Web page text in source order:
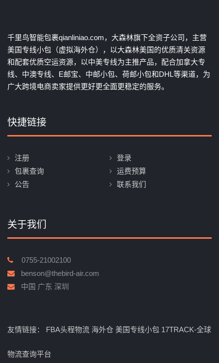
千里鸟智能包裹qianliniao.com，大森林旗下全资子公司，主营
美国专线小包（虚拟海外仓），以大森林美国的优质清关资源
和配套优质空运资源，以中美专线为主推产品，配合加拿大专
线、中澳专线、E邮宝、中邮小包、荷邮小包和DHL等渠道，为
广大跨境电商卖家提供更好更全面更稳定的服务。
快捷链接
注册
登录
包裹查询
运费预算
公告
联系我们
关于我们
0755-21002100
benson@thebird-air.com
中国 广东 深圳
友情链接： FBA头程物流 海外仓 美国专线小包 17TRACK-全球
物流查询平台